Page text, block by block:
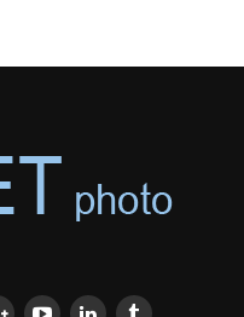
МУАЖ Д.Цэрэндарьзавт